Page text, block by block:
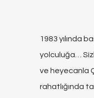
1983 yılında
yolculuğa…
ve heyecanla
rahatlığında